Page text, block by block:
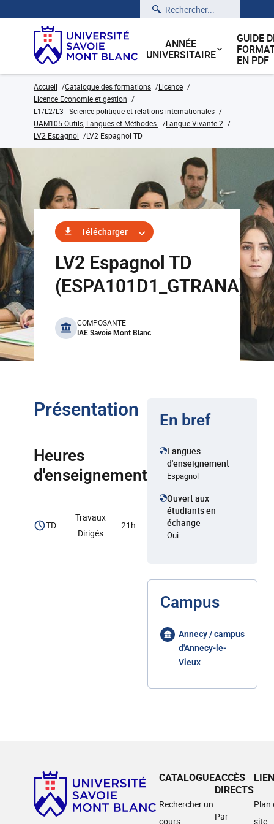
Rechercher
ANNÉE
UNIVERSITAIRE
GUIDE
EN PDF
Accueil Catalogue des formations
Licence
Licence Economie et gestion
L1/L2/L3 - Science politique et relations internationales
UAM105 Outils, Langues et Méthodes
Langue Vivante 2
LV2 Espagnol
LV2 Espagnol TD
Télécharger
LV2 Espagnol TD
(ESPA101D1_GTRANA)
benefits
COMPOSANTE
IAE Savoie Mont Blanc
Présentation
Heures
d'enseignement
TD
Travaux
Dirigés
21h
En bref
Langues
d'enseignement
Espagnol
Ouvert aux
étudiants en
échange
Oui
Campus
Annecy / campus
d'Annecy-le-
Vieux
CATALOGUE
Rechercher un
cours
ACCÈS
DIRECTS
Par
Plan
site